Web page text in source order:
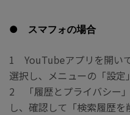
● スマフォの場合
1 YouTubeアプリを開い
選択し、メニューの「設定
2 「履歴とプライバシー
し、確認して「検索履歴